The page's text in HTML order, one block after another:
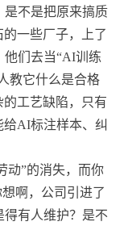
不是把原来搞质
一些厂子，上了
们去当“AI训练
教它什么是合格
工艺缺陷，只有
AI标注样本、纠
动”的消失，而你
啊，公司引进了
有人维护？是不